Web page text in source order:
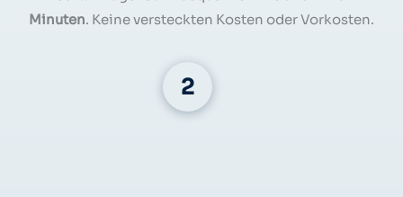
Minuten. Keine versteckten Kosten oder Vorkosten.